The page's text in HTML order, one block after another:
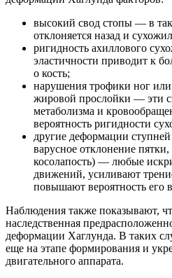
высокий свод стопы — в
отклоняется назад и
ригидность ахиллового
эластичности приводит к
о кость;
нарушения трофики ног
жировой прослойки — эти
метаболизма и
вероятность ригидности
другие деформации
варусное отклонение
косолапость) — любые
движений, усиливают
повышают вероятность его
Наблюдения также показывают,
наследственная
деформации Хаглунда. В таких
еще на этапе формирования и
двигательного аппарата.